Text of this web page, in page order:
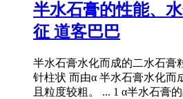
半水石膏的性能、
征 道客巴巴
半水石膏水化而成的二水石膏
针柱状 而由α 半水石膏水化而
且粒度较粗。 ... 1 α半水石膏